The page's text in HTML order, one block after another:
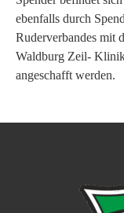
ebenfalls durch
Ruderverbandes mit
Waldburg Zeil-
angeschafft werden.